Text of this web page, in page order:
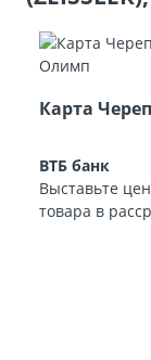
Карта
ВТБ банк
Выставьте
товара в